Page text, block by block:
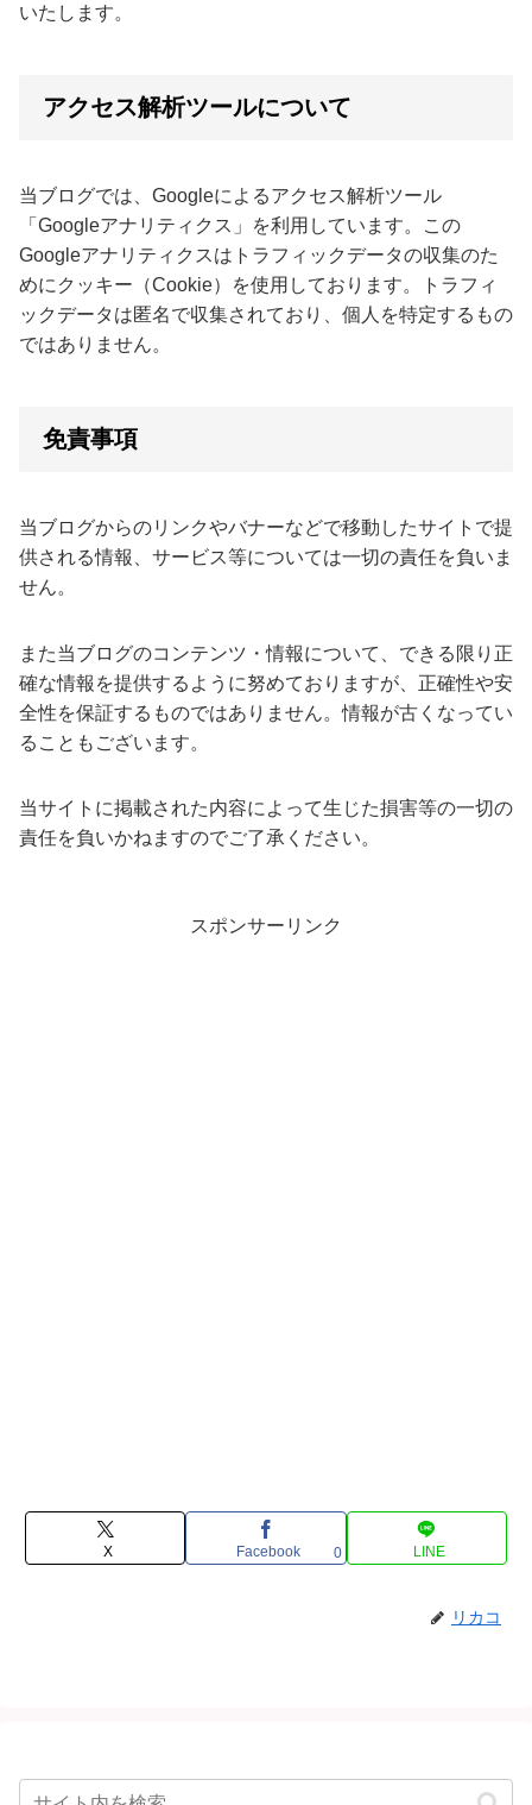
いたします。
アクセス解析ツールについて
当ブログでは、Googleによるアクセス解析ツール
「Googleアナリティクス」を利用しています。この
Googleアナリティクスはトラフィックデータの収集のた
めにクッキー（Cookie）を使用しております。トラフィ
ックデータは匿名で収集されており、個人を特定するもの
ではありません。
免責事項
当ブログからのリンクやバナーなどで移動したサイトで提
供される情報、サービス等については一切の責任を負いま
せん。
また当ブログのコンテンツ・情報について、できる限り正
確な情報を提供するように努めておりますが、正確性や安
全性を保証するものではありません。情報が古くなってい
ることもございます。
当サイトに掲載された内容によって生じた損害等の一切の
責任を負いかねますのでご了承ください。
スポンサーリンク
X Facebook 0 LINE
リカコ